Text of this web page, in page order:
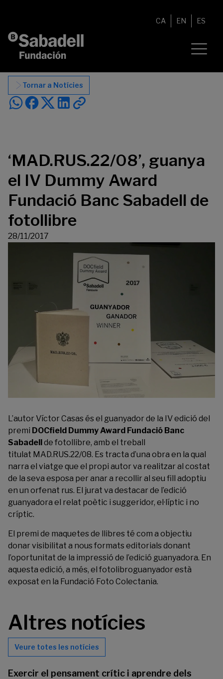
CA EN ES
Tornar a Notícies
‘MAD.RUS.22/08’, guanya
el IV Dummy Award
Fundació Banc Sabadell de
fotollibre
28/11/2017
L’autor Víctor Casas és el guanyador de la IV edició del
premi DOCfield Dummy Award Fundació Banc
Sabadellde fotollibre, amb el treball
titulat MAD.RUS.22/08. Es tracta d’una obra en la qual
narra el viatge que el propi autor va realitzar al costat
de la seva esposa per anar a recollir al seu fill adoptiu
en un orfenat rus. El jurat va destacar de l’edició
guanyadora el relat poètic i suggeridor, el·líptic i no
críptic.
El premi de maquetes de llibres té com a objectiu
donar visibilitat a nous formats editorials donant
l’oportunitat de la impressió de l’edició guanyadora. En
aquesta edició, a més, el fotolibroguanyador està
exposat en la Fundació Foto Colectania.
Altres notícies
Veure totes les notícies
Exercir el pensament crític i aprendre dels